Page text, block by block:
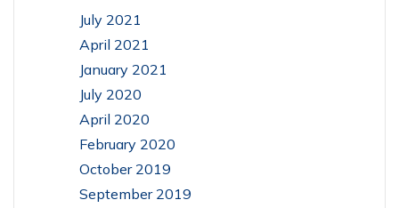
July 2021
April 2021
January 2021
July 2020
April 2020
February 2020
October 2019
September 2019